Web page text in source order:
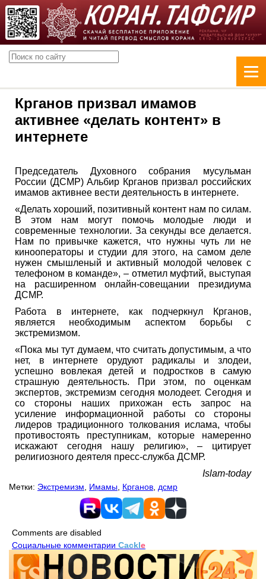
Крганов призвал имамов
активнее «делать контент» в
интернете
Председатель Духовного собрания мусульман
России (ДСМР) Альбир Крганов призвал российских
имамов активнее вести деятельность в интернете.
«Делать хороший, позитивный контент нам по силам.
В этом нам могут помочь молодые люди и
современные технологии. За секунды все делается.
Нам по привычке кажется, что нужны чуть ли не
кинооператоры и студии для этого, на самом деле
нужен смышленый и активный молодой человек с
телефоном в команде», – отметил муфтий, выступая
на расширенном онлайн-совещании президиума
ДСМР.
Работа в интернете, как подчеркнул Крганов,
является необходимым аспектом борьбы с
экстремизмом.
«Пока мы тут думаем, что считать допустимым, а что
нет, в интернете орудуют радикалы и злодеи,
успешно вовлекая детей и подростков в самую
страшную деятельность. При этом, по оценкам
экспертов, экстремизм сегодня молодеет. Сегодня и
со стороны наших прихожан есть запрос на
усиление информационной работы со стороны
лидеров традиционного толкования ислама, чтобы
противостоять преступникам, которые намеренно
искажают сегодня нашу религию», – цитирует
религиозного деятеля пресс-служба ДСМР.
Islam-today
Метки: Экстремизм Имамы Крганов дсмр
Comments are disabled
Социальные комментарии Cackle